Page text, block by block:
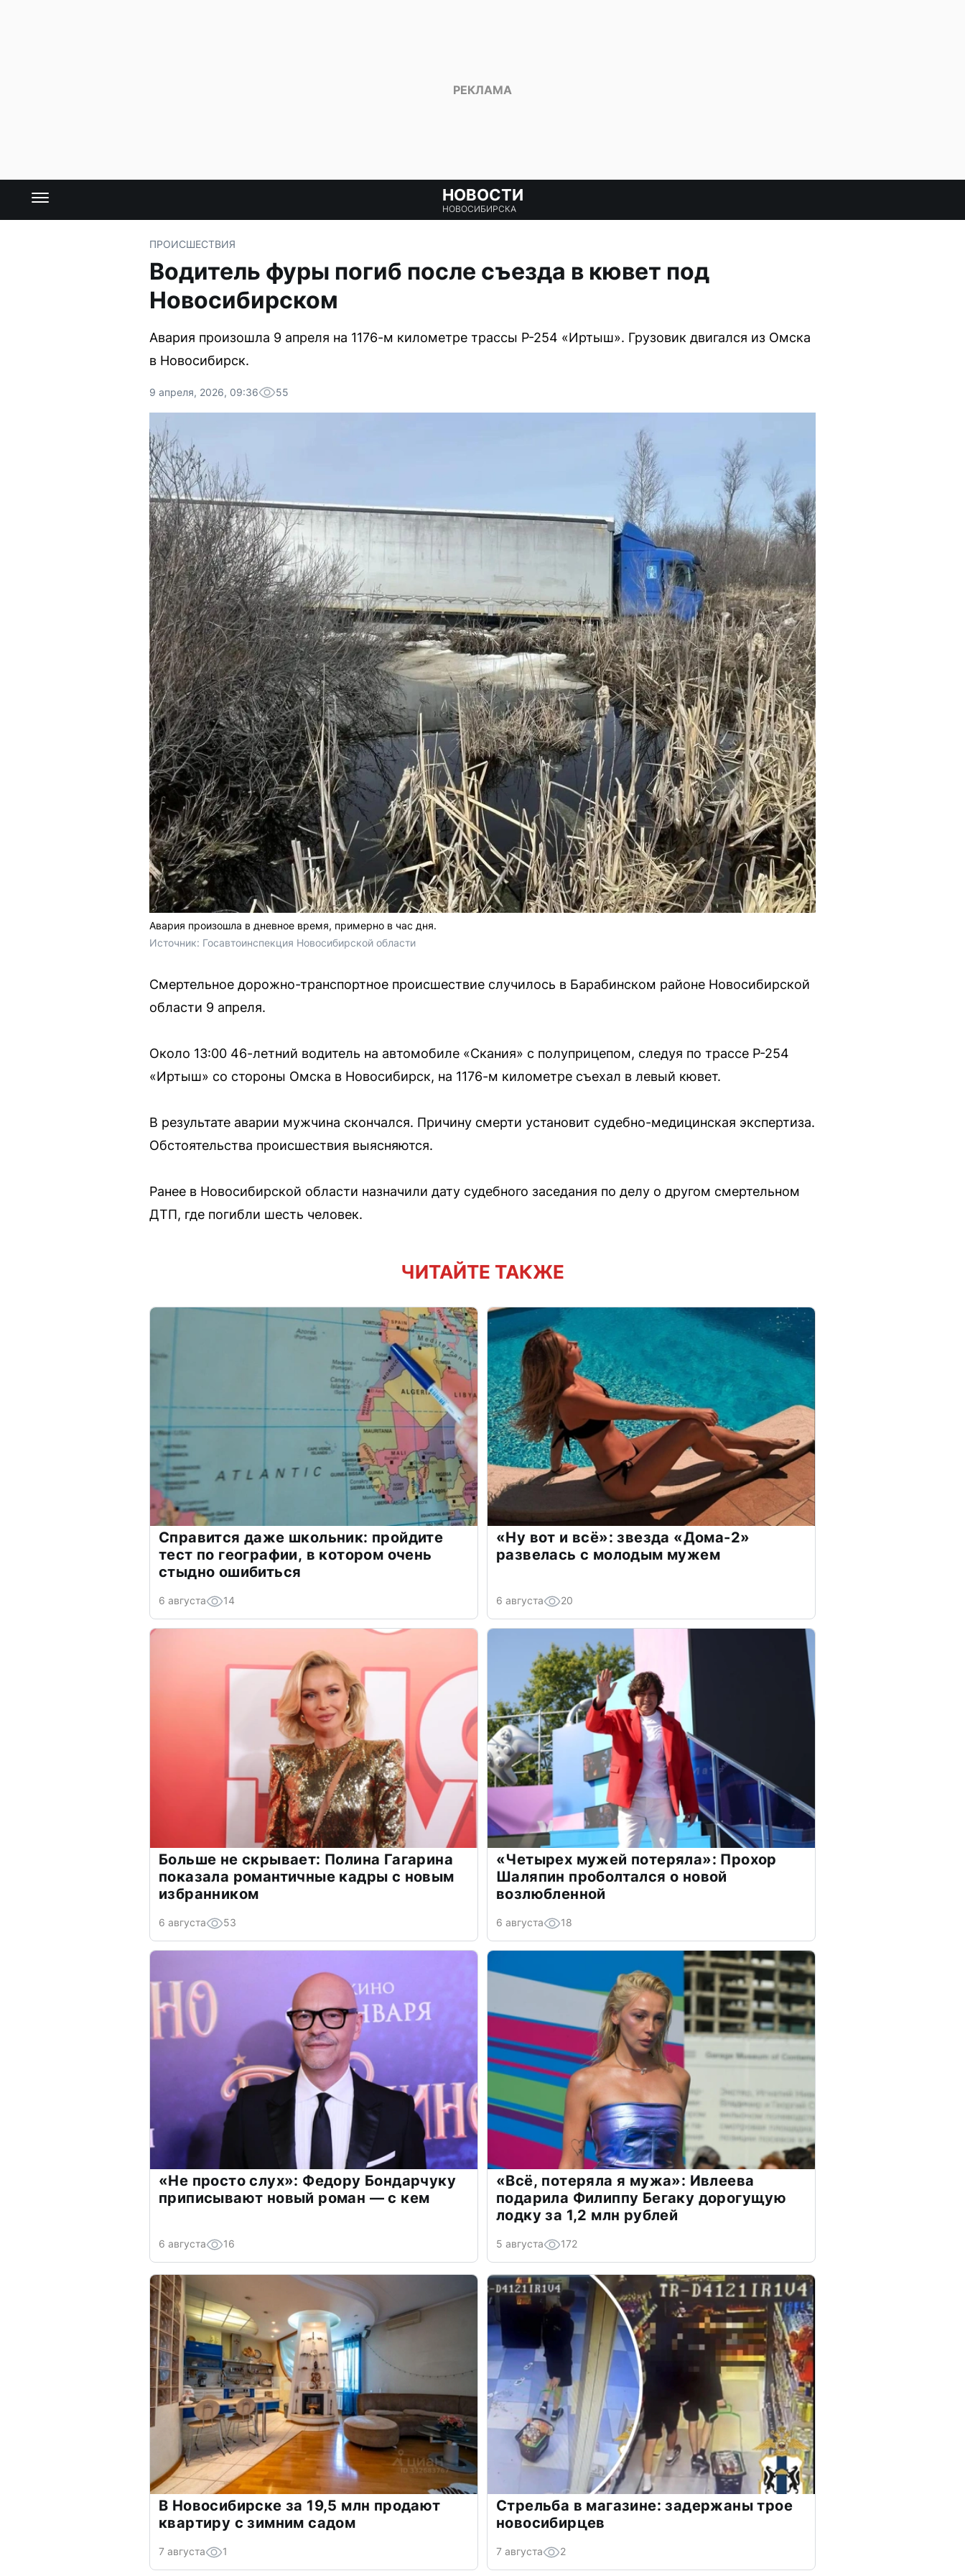
НОВОСТИ
НОВОСИБИРСКА
ПРОИСШЕСТВИЯ
Водитель фуры погиб после съезда в кювет под
Новосибирском
Авария произошла 9 апреля на 1176-м километре трассы Р-254 «Иртыш». Грузовик двигался из Омска
в Новосибирск.
9 апреля, 2026, 09:36 55
Авария произошла в дневное время, примерно в час дня.
Источник: Госавтоинспекция Новосибирской области
Смертельное дорожно-транспортное происшествие случилось в Барабинском районе Новосибирской
области 9 апреля.
Около 13:00 46-летний водитель на автомобиле «Скания» с полуприцепом, следуя по трассе Р-254
«Иртыш» со стороны Омска в Новосибирск, на 1176-м километре съехал в левый кювет.
В результате аварии мужчина скончался. Причину смерти установит судебно-медицинская экспертиза.
Обстоятельства происшествия выясняются.
Ранее в Новосибирской области назначили дату судебного заседания по делу о другом смертельном
ДТП, где погибли шесть человек.
ЧИТАЙТЕ ТАКЖЕ
Справится даже школьник: пройдите
тест по географии, в котором очень
стыдно ошибиться
6 августа 14
«Ну вот и всё»: звезда «Дома-2»
развелась с молодым мужем
6 августа 20
Больше не скрывает: Полина Гагарина
показала романтичные кадры с новым
избранником
6 августа 53
«Четырех мужей потеряла»: Прохор
Шаляпин проболтался о новой
возлюбленной
6 августа 18
«Не просто слух»: Федору Бондарчуку
приписывают новый роман — с кем
6 августа 16
«Всё, потеряла я мужа»: Ивлеева
подарила Филиппу Бегаку дорогущую
лодку за 1,2 млн рублей
5 августа 172
В Новосибирске за 19,5 млн продают
квартиру с зимним садом
7 августа 1
Стрельба в магазине: задержаны трое
новосибирцев
7 августа 2